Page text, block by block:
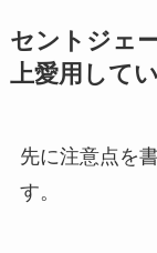
セントジェ
上愛用して
先に注意点を
す。